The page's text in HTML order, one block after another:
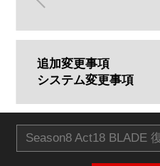
追加変更事項
システム変更事項
Season8 Act18 BLADE